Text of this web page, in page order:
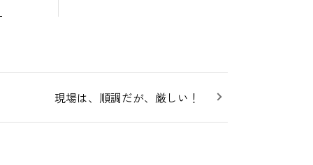
現場は、順調だが、厳しい！